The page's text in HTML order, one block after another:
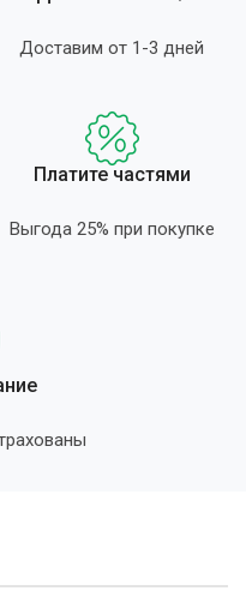
Доставим от 1-3 дней
Платите частями
Выгода 25% при покупке